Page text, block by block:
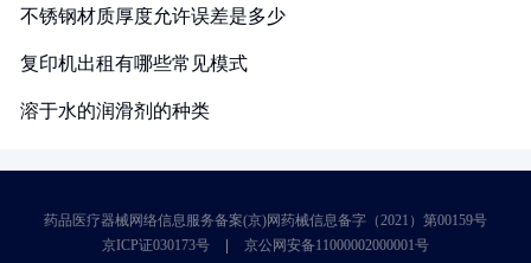
不锈钢材质厚度允许误差是多少
复印机出租有哪些常见模式
溶于水的润滑剂的种类
药品医疗器械网络信息服务备案(京)网药械信息备字（2021）第00159号
京ICP证030173号
京公网安备11000002000001号